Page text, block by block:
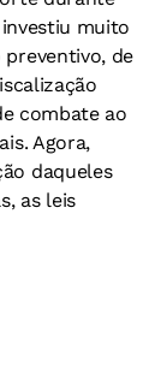
muito
de
combate ao
Agora,
daqueles
as leis